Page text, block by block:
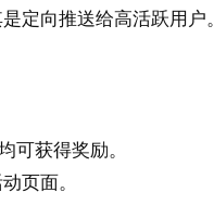
定向推送给高活跃用户。
可获得奖励。
页面。